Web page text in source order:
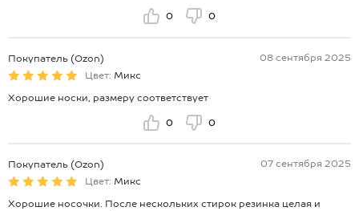
0 0
Покупатель (Ozon)
08 сентября 2025
Цвет: Микс
Хорошие носки, размеру соответствует
0 0
Покупатель (Ozon)
07 сентября 2025
Цвет: Микс
Хорошие носочки. После нескольких стирок резинка целая и